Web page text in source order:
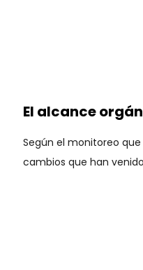
El alcance
Según el monitoreo que
cambios que han